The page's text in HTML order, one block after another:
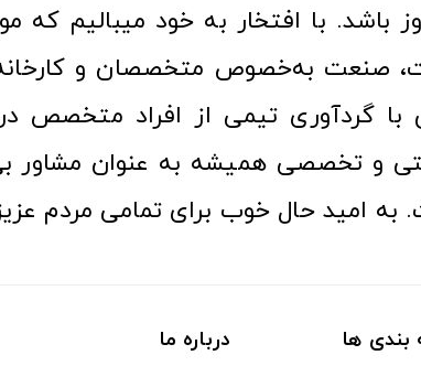
باشد. با افتخار به خود میبالیم که
صنعت به‌خصوص متخصصان و
گردآوری تیمی از افراد متخصص در
و تخصصی همیشه به عنوان مشاور
به امید حال خوب برای تمامی مردم
ها درباره ما